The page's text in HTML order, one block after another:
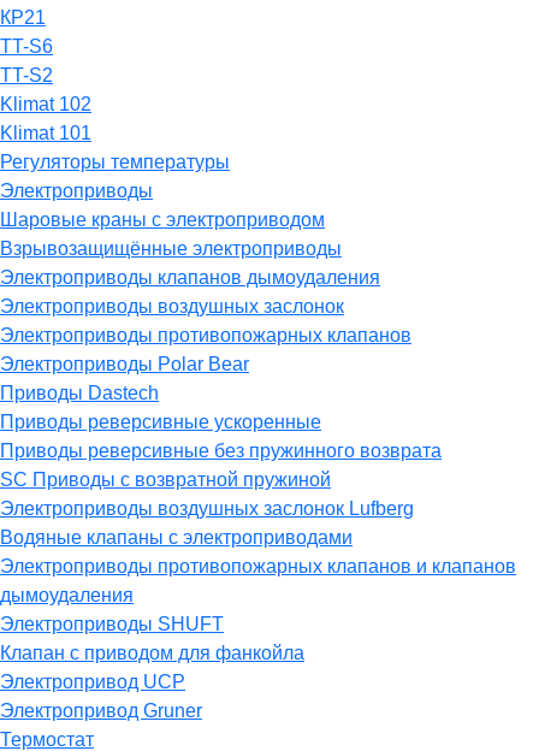
КР21
TT-S6
TT-S2
Klimat 102
Klimat 101
Регуляторы температуры
Электроприводы
Шаровые краны с электроприводом
Взрывозащищённые электроприводы
Электроприводы клапанов дымоудаления
Электроприводы воздушных заслонок
Электроприводы противопожарных клапанов
Электроприводы Polar Bear
Приводы Dastech
Приводы реверсивные ускоренные
Приводы реверсивные без пружинного возврата
SC Приводы с возвратной пружиной
Электроприводы воздушных заслонок Lufberg
Водяные клапаны с электроприводами
Электроприводы противопожарных клапанов и клапанов
дымоудаления
Электроприводы SHUFT
Клапан с приводом для фанкойла
Электропривод UCP
Электропривод Gruner
Термостат